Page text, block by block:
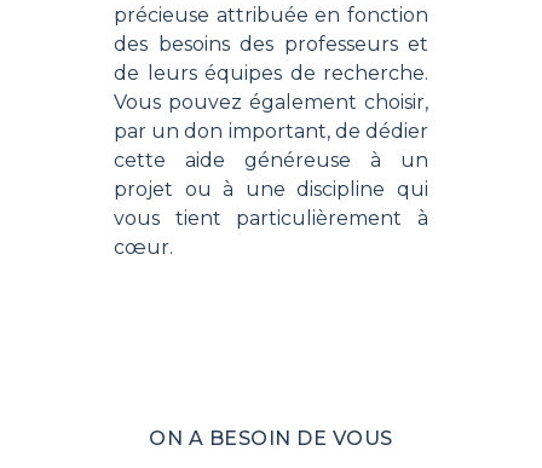
précieuse attribuée en fonction
des besoins des professeurs et
de leurs équipes de recherche.
Vous pouvez également choisir,
par un don important, de dédier
cette aide généreuse à un
projet ou à une discipline qui
vous tient particulièrement à
cœur.
ON A BESOIN DE VOUS